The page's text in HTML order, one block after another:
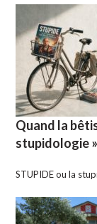
Quand la
stupidologie
STUPIDE ou la